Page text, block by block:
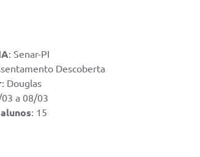
: Senar-PI
Descoberta
: Douglas
a 08/03
: 15